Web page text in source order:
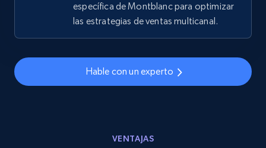
específica de Montblanc para optimizar
las estrategias de ventas multicanal.
Hable con un experto
VENTAJAS